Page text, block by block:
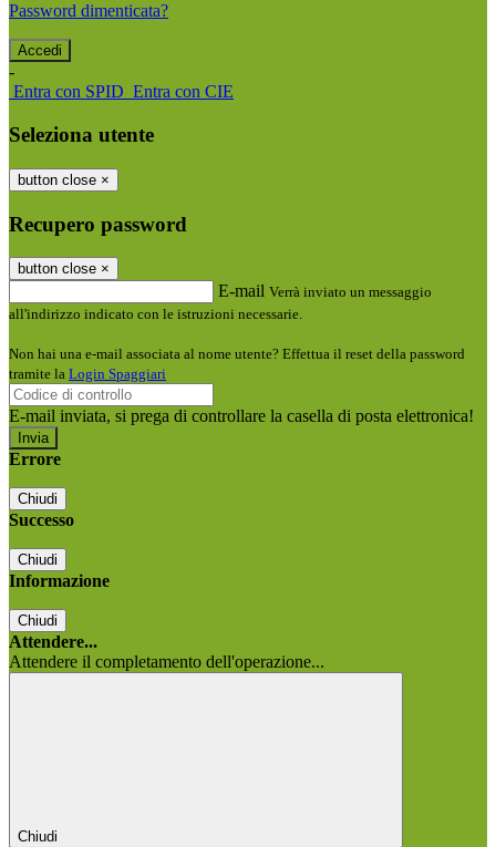
Password dimenticata?
-
Entra con SPID Entra con CIE
Seleziona utente
button close ×
Recupero password
button close ×
E-mail Verrà inviato un messaggio
all'indirizzo indicato con le istruzioni necessarie.
Non hai una e-mail associata al nome utente? Effettua il reset della password
tramite la Login Spaggiari
E-mail inviata, si prega di controllare la casella di posta elettronica!
Errore
Chiudi
Successo
Chiudi
Informazione
Chiudi
Attendere...
Attendere il completamento dell'operazione...
Chiudi